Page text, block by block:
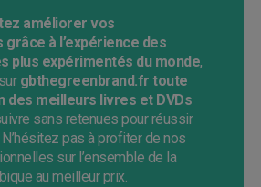
améliorer vos
grâce à l’expérience des
plus expérimentés du monde,
gbthegreenbrand.fr toute
des meilleurs livres et DVDs
sans retenues pour réussir
pas à profiter de nos
sur l’ensemble de la
au meilleur prix.